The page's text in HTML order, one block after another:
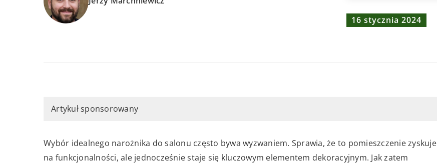
16 stycznia 2024
Artykuł sponsorowany
Wybór idealnego narożnika do salonu często bywa wyzwaniem. Sprawia, że to pomieszczenie zyskuje
na funkcjonalności, ale jednocześnie staje się kluczowym elementem dekoracyjnym. Jak zatem